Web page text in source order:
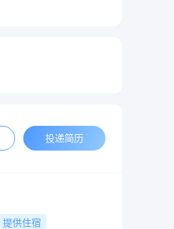
投递简历
提供住宿